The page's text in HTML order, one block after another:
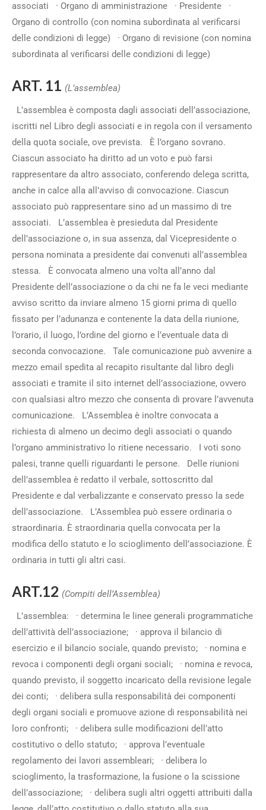
associati · Organo di amministrazione · Presidente ·
Organo di controllo (con nomina subordinata al verificarsi
delle condizioni di legge) · Organo di revisione (con nomina
subordinata al verificarsi delle condizioni di legge)
ART. 11 (L’assemblea)
L’assemblea è composta dagli associati dell’associazione,
iscritti nel Libro degli associati e in regola con il versamento
della quota sociale, ove prevista. È l’organo sovrano.
Ciascun associato ha diritto ad un voto e può farsi
rappresentare da altro associato, conferendo delega scritta,
anche in calce alla all’avviso di convocazione. Ciascun
associato può rappresentare sino ad un massimo di tre
associati. L’assemblea è presieduta dal Presidente
dell’associazione o, in sua assenza, dal Vicepresidente o
persona nominata a presidente dai convenuti all’assemblea
stessa. È convocata almeno una volta all’anno dal
Presidente dell’associazione o da chi ne fa le veci mediante
avviso scritto da inviare almeno 15 giorni prima di quello
fissato per l’adunanza e contenente la data della riunione,
l’orario, il luogo, l’ordine del giorno e l’eventuale data di
seconda convocazione. Tale comunicazione può avvenire a
mezzo email spedita al recapito risultante dal libro degli
associati e tramite il sito internet dell’associazione, ovvero
con qualsiasi altro mezzo che consenta di provare l’avvenuta
comunicazione. L’Assemblea è inoltre convocata a
richiesta di almeno un decimo degli associati o quando
l’organo amministrativo lo ritiene necessario. I voti sono
palesi, tranne quelli riguardanti le persone. Delle riunioni
dell’assemblea è redatto il verbale, sottoscritto dal
Presidente e dal verbalizzante e conservato presso la sede
dell’associazione. L’Assemblea può essere ordinaria o
straordinaria. È straordinaria quella convocata per la
modifica dello statuto e lo scioglimento dell’associazione. È
ordinaria in tutti gli altri casi.
ART.12 (Compiti dell’Assemblea)
L’assemblea: · determina le linee generali programmatiche
dell’attività dell’associazione; · approva il bilancio di
esercizio e il bilancio sociale, quando previsto; · nomina e
revoca i componenti degli organi sociali; · nomina e revoca,
quando previsto, il soggetto incaricato della revisione legale
dei conti; · delibera sulla responsabilità dei componenti
degli organi sociali e promuove azione di responsabilità nei
loro confronti; · delibera sulle modificazioni dell’atto
costitutivo o dello statuto; · approva l’eventuale
regolamento dei lavori assembleari; · delibera lo
scioglimento, la trasformazione, la fusione o la scissione
dell’associazione; · delibera sugli altri oggetti attribuiti dalla